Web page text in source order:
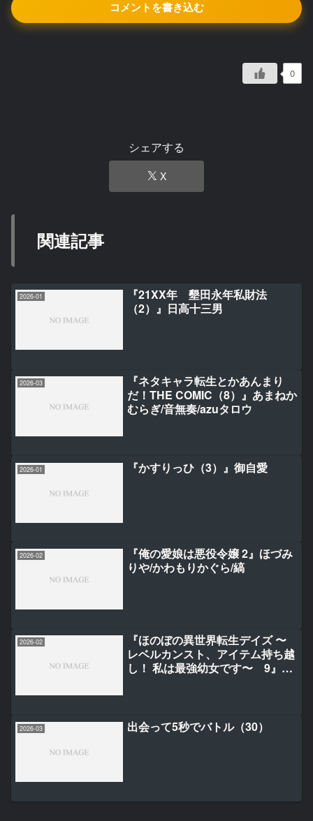
コメントを書き込む
0
シェアする
X
関連記事
2026-01
『21XX年 墾田永年私財法
（2）』日高十三男
2026-03
『ネタキャラ転生とかあんまり
だ！THE COMIC（8）』あまねか
むらぎ/音無奏/azuタロウ
2026-01 『かすりっひ（3）』御自愛
2026-02
『俺の愛娘は悪役令嬢 2』ほづみ
りや/かわもりかぐら/縞
2026-02
『ほのぼの異世界転生デイズ 〜
レベルカンスト、アイテム持ち越
し！ 私は最強幼女です〜 9』吉
2026-03 出会って5秒でバトル（30）